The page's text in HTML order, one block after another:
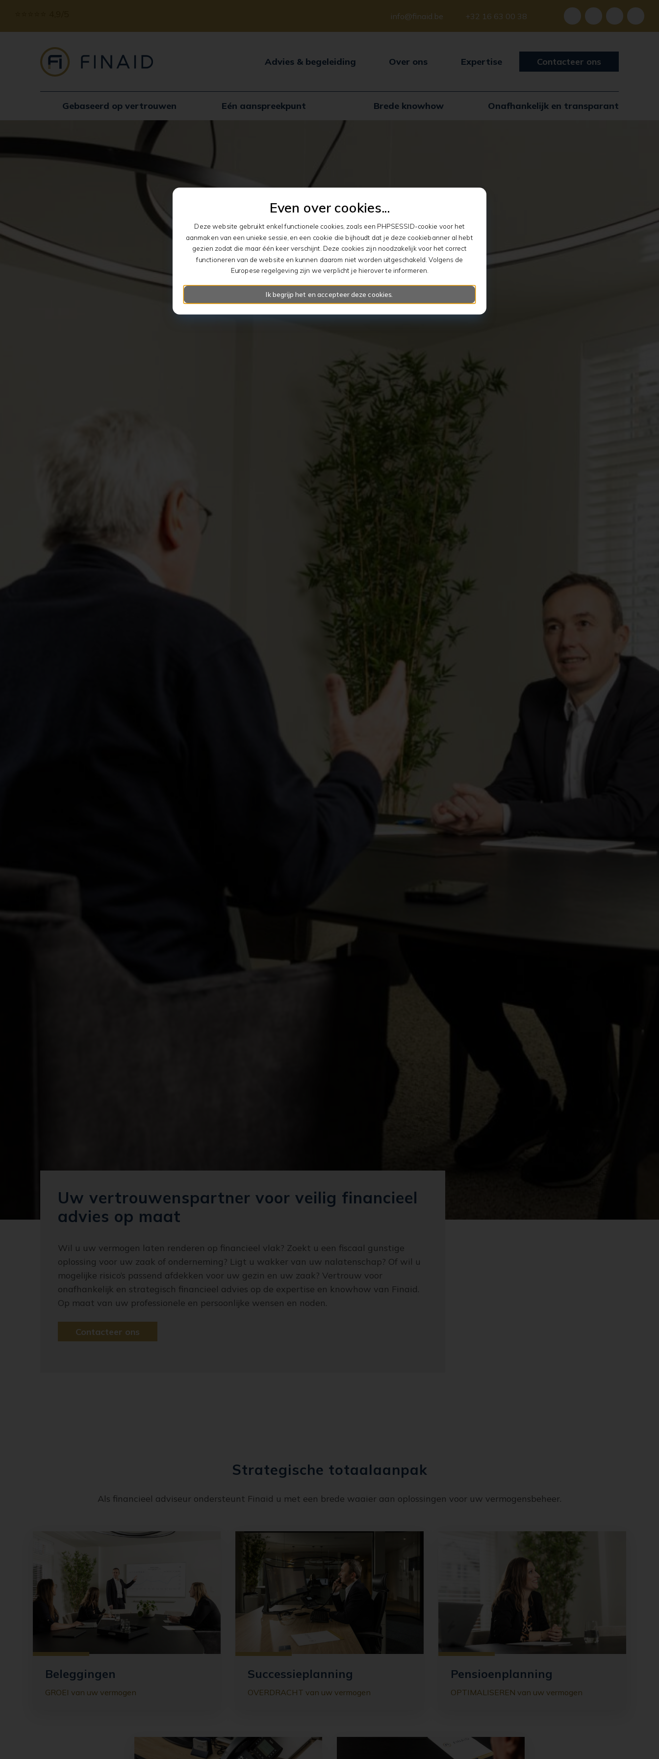
info@finaid.be +32 16 63 00 38
Advies & begeleiding Over ons Expertise Contacteer ons
Gebaseerd op vertrouwen Eén aanspreekpunt Brede knowhow Onafhankelijk en transparant
Uw vertrouwenspartner voor veilig financieel
advies op maat
Wil u uw vermogen laten renderen op financieel vlak? Zoekt u een fiscaal gunstige
oplossing voor uw zaak of onderneming? Ligt u wakker van uw nalatenschap? Of wil u
mogelijke risico’s passend afdekken voor uw gezin en uw zaak? Vertrouw voor
onafhankelijk en strategisch financieel advies op de expertise en knowhow van Finaid.
Op maat van uw professionele en persoonlijke wensen en noden.
Contacteer ons
Strategische totaalaanpak
Als financieel adviseur ondersteunt Finaid u met een brede waaier aan oplossingen voor uw vermogensbeheer.
Beleggingen
GROEI van uw vermogen
Successieplanning
OVERDRACHT van uw vermogen
Pensioenplanning
OPTIMALISEREN van uw vermogen
Even over cookies...
Deze website gebruikt enkel functionele cookies, zoals een PHPSESSID-cookie voor het
aanmaken van een unieke sessie, en een cookie die bijhoudt dat je deze cookiebanner al hebt
gezien zodat die maar één keer verschijnt. Deze cookies zijn noodzakelijk voor het correct
functioneren van de website en kunnen daarom niet worden uitgeschakeld. Volgens de
Europese regelgeving zijn we verplicht je hierover te informeren.
Ik begrijp het en accepteer deze cookies.